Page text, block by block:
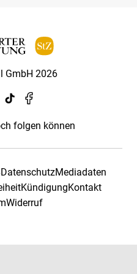
GmbH 2026
folgen können
DatenschutzMediadaten
KündigungKontakt
Widerruf